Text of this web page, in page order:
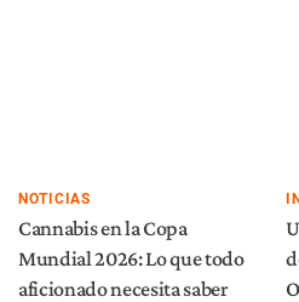
NOTICIAS
Cannabis en la Copa
Mundial 2026: Lo que todo
aficionado necesita saber